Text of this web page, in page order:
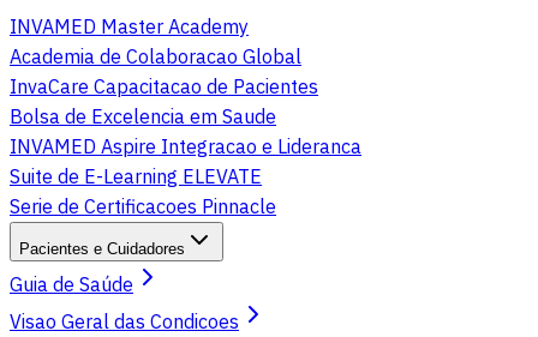
INVAMED Master Academy
Academia de Colaboracao Global
InvaCare Capacitacao de Pacientes
Bolsa de Excelencia em Saude
INVAMED Aspire Integracao e Lideranca
Suite de E-Learning ELEVATE
Serie de Certificacoes Pinnacle
Pacientes e Cuidadores
Guia de Saúde
Visao Geral das Condicoes